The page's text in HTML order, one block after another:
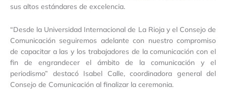
sus altos estándares de excelencia.
“Desde la Universidad Internacional de La Rioja y el Consejo de
Comunicación seguiremos adelante con nuestro compromiso
de capacitar a las y los trabajadores de la comunicación con el
fin de engrandecer el ámbito de la comunicación y el
periodismo” destacó Isabel Calle, coordinadora general del
Consejo de Comunicación al finalizar la ceremonia.